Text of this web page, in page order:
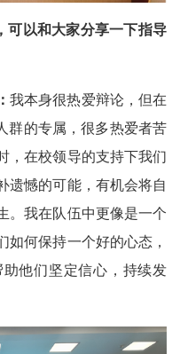
可以和大家分享一下指导
我本身很热爱辩论，但在
群的专属，很多热爱者苦
，在校领导的支持下我们
遗憾的可能，有机会将自
。我在队伍中更像是一个
如何保持一个好的心态，
他们坚定信心，持续发